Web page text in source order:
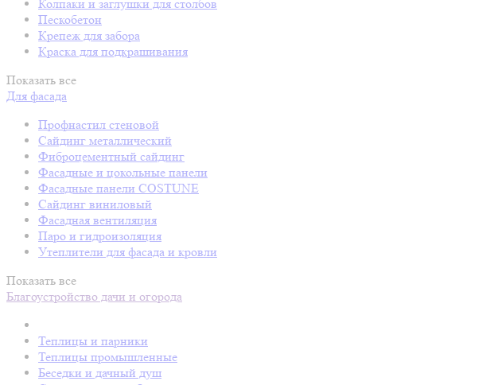
Колпаки и заглушки для столбов
Пескобетон
Крепеж для забора
Краска для подкрашивания
Показать все
Для фасада
Профнастил стеновой
Сайдинг металлический
Фиброцементный сайдинг
Фасадные и цокольные панели
Фасадные панели COSTUNE
Сайдинг виниловый
Фасадная вентиляция
Паро и гидроизоляция
Утеплители для фасада и кровли
Показать все
Благоустройство дачи и огорода
Теплицы и парники
Теплицы промышленные
Беседки и дачный душ